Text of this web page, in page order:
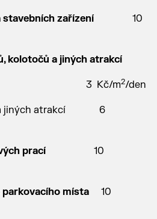
a stavebních zařízení
10
kolotočů a jiných atrakcí
3 Kč/m2/den
a jiných atrakcí 6
prací
10
místa10